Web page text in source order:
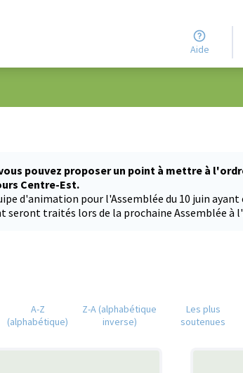
Aide
pouvez proposer un point à mettre à
Centre-Est.
d'animation pour l'Assemblée du 10 juin
seront traités lors de la prochaine Assemblée à
A-Z
(alphabétique)
Z-A (alphabétique
inverse)
Les plus
soutenues